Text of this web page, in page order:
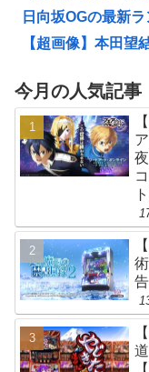
日向坂OGの最新
【超画像】本田望
今月の人気記事